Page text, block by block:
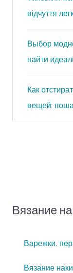
відчуття
Выбор
найти
Как
вещей:
Вязание
Варежки,
Вязание